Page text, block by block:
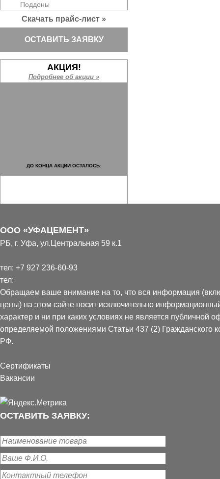
Поддоны
Скачать прайс-лист »
ОСТАВИТЬ ЗАЯВКУ
АКЦИЯ!
Подробнее об акции »
ДО КОНЦА АКЦИИ ОСТАЛОСЬ:
НАШИ ОБЪЕКТЫ
ООО «УФАЦЕМЕНТ»
РБ, г. Уфа, ул.Центральная 59 к.1
тел: +7 927 236-60-93
тел:
Обращаем ваше внимание на то, что вся информация
цены) на этом сайте носит исключительно
характер и ни при каких условиях не является публичной
определяемой положениями Статьи 437 (2) Гражданского
РФ.
Сертификаты
Вакансии
ОСТАВИТЬ ЗАЯВКУ: